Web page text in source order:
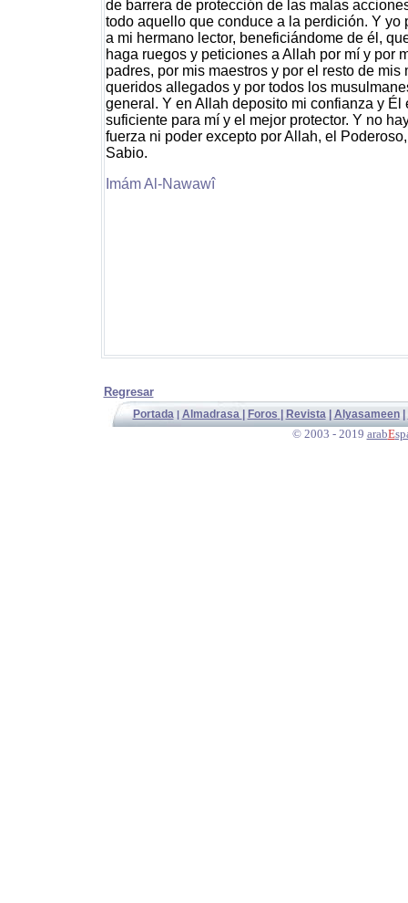
de barrera de protección de las malas
todo aquello que conduce a la perdición. Y yo
a mi hermano lector, beneficiándome de él,
haga ruegos y peticiones a Allah por mí y por
padres, por mis maestros y por el resto de mis
queridos allegados y por todos los
general. Y en Allah deposito mi confianza y Él
suficiente para mí y el mejor protector. Y no
fuerza ni poder excepto por Allah, el
Sabio.
Imám Al-Nawawî
Regresar
Portada | Almadrasa Foros Revista Alyasameen|
© 2003 - 2019 arabE